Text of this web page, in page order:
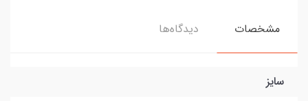
مشخصات دیدگاه‌ها
سایز